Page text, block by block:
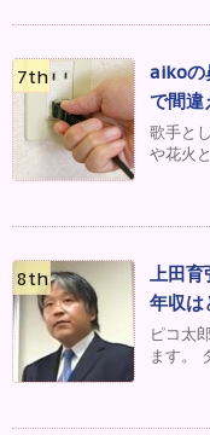
aikoの
で間違
歌手と
や花火
上田育
年収は
ピコ太
ます。